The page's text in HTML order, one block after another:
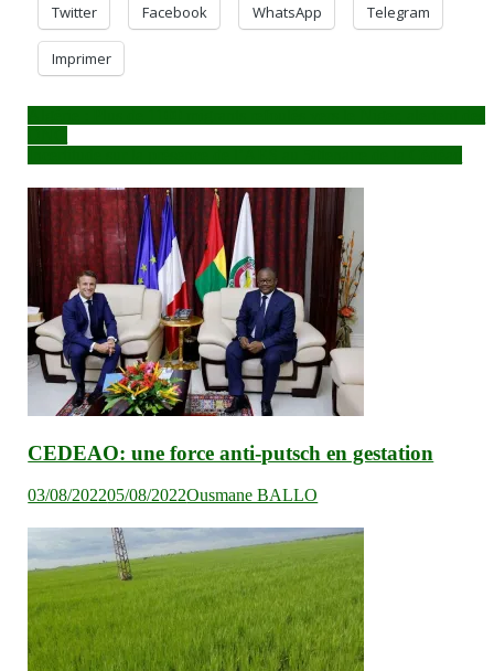
Twitter Facebook WhatsApp Telegram
Imprimer
Navigation
de
CEDEAO: une force anti-putsch en gestation
03/08/202205/08/2022Ousmane BALLO